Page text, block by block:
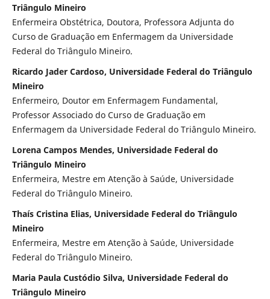
Triângulo Mineiro
Enfermeira Obstétrica, Doutora, Professora Adjunta do
Curso de Graduação em Enfermagem da Universidade
Federal do Triângulo Mineiro.
Ricardo Jader Cardoso, Universidade Federal do Triângulo
Mineiro
Enfermeiro, Doutor em Enfermagem Fundamental,
Professor Associado do Curso de Graduação em
Enfermagem da Universidade Federal do Triângulo Mineiro.
Lorena Campos Mendes, Universidade Federal do
Triângulo Mineiro
Enfermeira, Mestre em Atenção à Saúde, Universidade
Federal do Triângulo Mineiro.
Thaís Cristina Elias, Universidade Federal do Triângulo
Mineiro
Enfermeira, Mestre em Atenção à Saúde, Universidade
Federal do Triângulo Mineiro.
Maria Paula Custódio Silva, Universidade Federal do
Triângulo Mineiro